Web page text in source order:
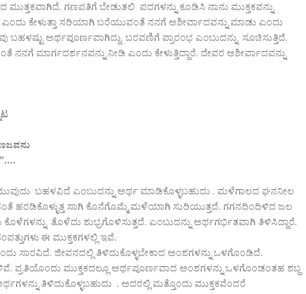
ಮುತ್ತಕವಾಗಿದೆ. ಗಣಪತಿಗೆ ಬೇಡುತಲಿ ಪದಗಳನ್ನು ಕೂಡಿಸಿ ನಾನು ಮುಕ್ತಕವನ್ನು
ಕೇಳುತ್ತಾ ಸರಿಯಾಗಿ ಬರೆಯುವಂತೆ ನನಗೆ ಆಶೀರ್ವಾದವನ್ನು ಮಾಡು ಎಂದು
ಬಹಳಷ್ಟು ಅರ್ಥಪೂರ್ಣವಾಗಿದ್ದು. ಬರವಣಿಗೆ ಪ್ರಾರಂಭ ಎಂಬುದನ್ನು ಸೂಚಿಸುತ್ತಿದೆ.
ನನಗೆ ಮಾರ್ಗದರ್ಶನವನ್ನು ನೀಡಿ ಎಂದು ಕೇಳುತ್ತಿದ್ದಾರೆ. ದೇವರ ಆಶೀರ್ವಾದವನ್ನು
ಬಹಳವಿದೆ ಎಂಬುದನ್ನು ಅರ್ಥ ಮಾಡಿಕೊಳ್ಳಬಹುದು . ಮಳೆಗಾಲದ ಘನನೀಲ
ಹರಡಿಕೊಳ್ಳುತ್ತ ಸಾಗಿ ಕೊನೆಗೊಮ್ಮೆ ಮಳೆಯಾಗಿ ಸುರಿಯುತ್ತದೆ. ಗಗನದಿಂದಿಳಿದ ಜಲ
ತೊಳೆದು ಶುಭ್ರಗೊಳಿಸುತ್ತದೆ. ಎಂಬುದನ್ನು ಅರ್ಥಗರ್ಭಿತವಾಗಿ ತಿಳಿಸಿದ್ದಾರೆ.
ಈ ಮುಕ್ತಕಗಳಲ್ಲಿ ಇವೆ.
ಸಾರವಿದೆ. ಜೀವನದಲ್ಲಿ ತಿಳಿದುಕೊಳ್ಳಬೇಕಾದ ಅಂಶಗಳನ್ನು ಒಳಗೊಂಡಿದೆ.
ಪ್ರತಿಯೊಂದು ಮುಕ್ತಕದಲ್ಲೂ ಅರ್ಥಪೂರ್ಣವಾದ ಅಂಶಗಳನ್ನು ಒಳಗೊಂಡಂತಹ ಶಬ್ದ
ತಿಳಿದುಕೊಳ್ಳಬಹುದು . ಅದರಲ್ಲಿ ಮತ್ತೊಂದು ಮುಕ್ತಕವೆಂದರೆ